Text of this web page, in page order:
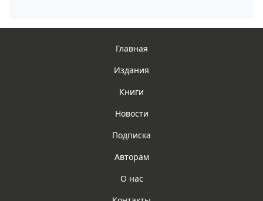
Главная
Издания
Книги
Новости
Подписка
Авторам
О нас